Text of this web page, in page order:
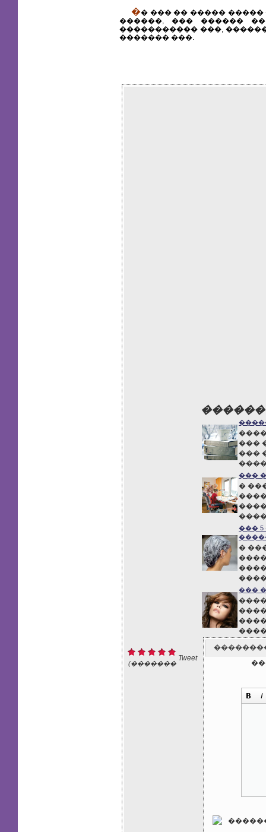
�� ��� �� �����
������, ��� ������
����������� ���,
������� ���.
(�������
Tweet
���
���
���
�
���
�
���